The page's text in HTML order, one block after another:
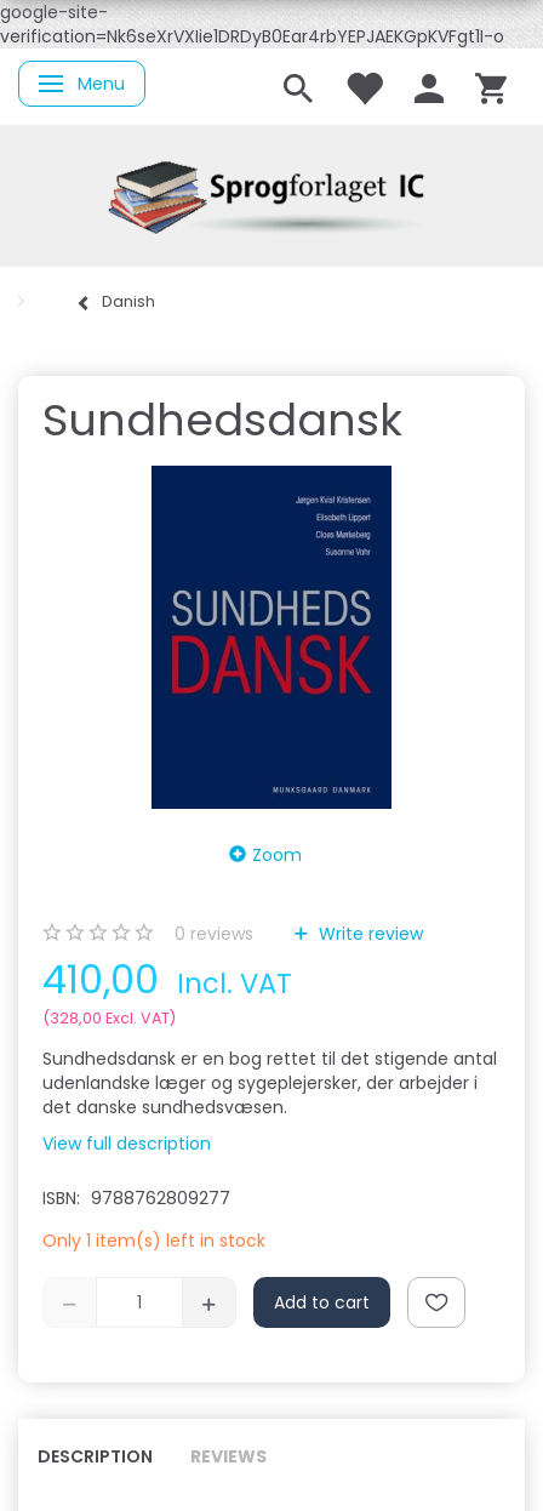
google-site-
verification=Nk6seXrVXIie1DRDyB0Ear4rbYEPJAEKGpKVFgt1I-o
Toggle navigation
Menu
Danish
Sundhedsdansk
Zoom
0 reviews Write review
410,00 Incl. VAT
(328,00 Excl. VAT)
Sundhedsdansk er en bog rettet til det stigende antal
udenlandske læger og sygeplejersker, der arbejder i
det danske sundhedsvæsen.
View full description
ISBN: 9788762809277
Only 1 item(s) left in stock
Add to cart
DESCRIPTION REVIEWS